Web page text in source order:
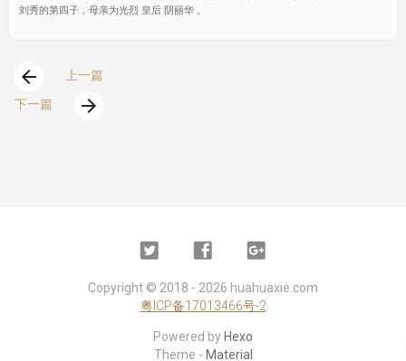
刘秀的第四子，母亲为光烈 皇后 阴丽华 。
arrow_back
上一篇
下一篇
arrow_forward
Twitter FacebookGoogle
Copyright © 2018 - 2026 huahuaxie.com
粤ICP备17013466号-2
Powered by Hexo
Theme - Material